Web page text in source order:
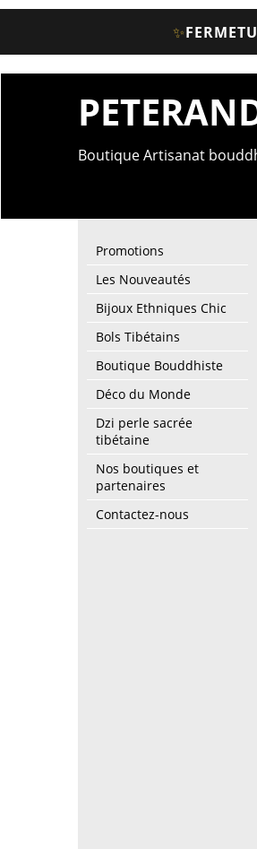
✨
Boutique Artisanat
Promotions
Les Nouveautés
Bijoux Ethniques Chic
Bols Tibétains
Boutique Bouddhiste
Déco du Monde
Dzi perle sacrée
tibétaine
Nos boutiques et
partenaires
Contactez-nous